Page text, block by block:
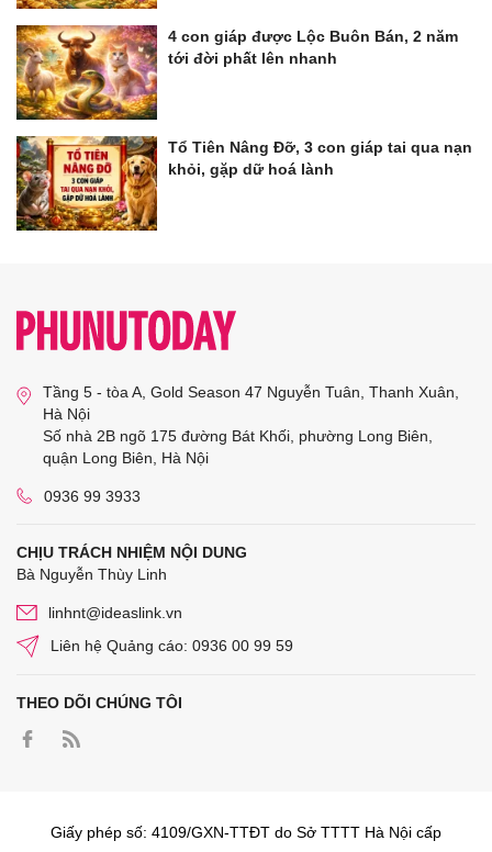
4 con giáp được Lộc Buôn Bán, 2 năm
tới đời phất lên nhanh
Tổ Tiên Nâng Đỡ, 3 con giáp tai qua nạn
khỏi, gặp dữ hoá lành
Tầng 5 - tòa A, Gold Season 47 Nguyễn Tuân, Thanh Xuân,
Hà Nội
Số nhà 2B ngõ 175 đường Bát Khối, phường Long Biên,
quận Long Biên, Hà Nội
0936 99 3933
CHỊU TRÁCH NHIỆM NỘI DUNG
Bà Nguyễn Thùy Linh
linhnt@ideaslink.vn
Liên hệ Quảng cáo: 0936 00 99 59
THEO DÕI CHÚNG TÔI
Giấy phép số: 4109/GXN-TTĐT do Sở TTTT Hà Nội cấp